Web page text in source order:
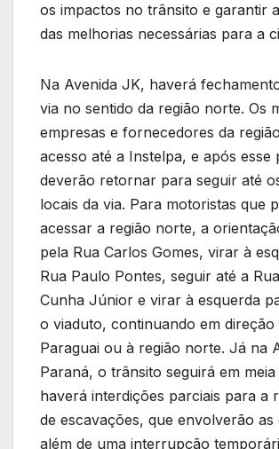
os impactos no trânsito e garantir
das melhorias necessárias para a
Na Avenida JK, haverá
via no sentido da região norte. Os
empresas e fornecedores da
acesso até a Instelpa, e após esse
deverão retornar para seguir até
locais da via. Para motoristas que
acessar a região norte, a
pela Rua Carlos Gomes, virar à
Rua Paulo Pontes, seguir até a
Cunha Júnior e virar à esquerda
o viaduto, continuando em direção
Paraguai ou à região norte. Já na
Paraná, o trânsito seguirá em meia
haverá interdições parciais para a
de escavações, que envolverão as
além de uma interrupção